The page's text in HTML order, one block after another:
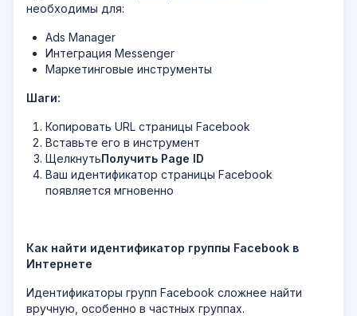
необходимы для:
Ads Manager
Интеграция Messenger
Маркетинговые инструменты
Шаги:
Копировать URL страницы Facebook
Вставьте его в инструмент
ЩелкнутьПолучить Page ID
Ваш идентификатор страницы Facebook
появляется мгновенно
Как найти идентификатор группы Facebook в
Интернете
Идентификаторы групп Facebook сложнее найти
вручную, особенно в частных группах.